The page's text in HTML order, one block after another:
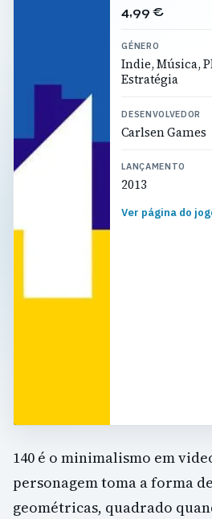
4,99 €
GÉNERO
Indie, Música,
Estratégia
DESENVOLVEDOR
Carlsen Games
LANÇAMENTO
2013
Ver página do
140 é o minimalismo em
personagem toma a forma
geométricas, quadrado